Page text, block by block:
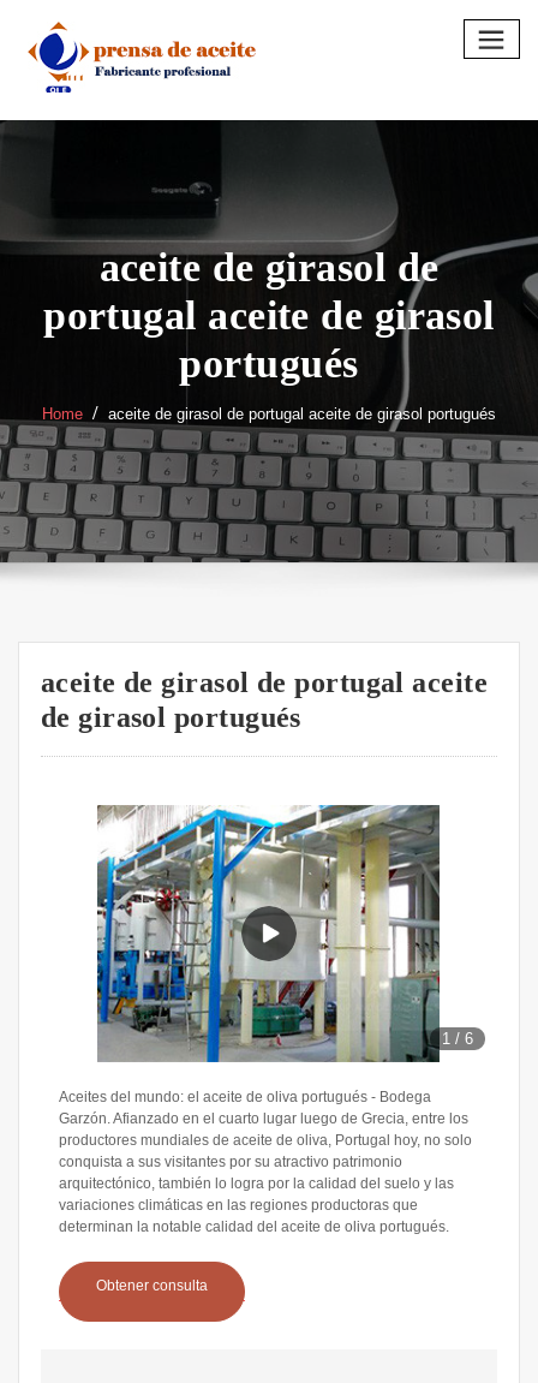
content
aceite de girasol de
portugal aceite de girasol
portugués
Home aceite de girasol de portugal aceite de girasol portugués
aceite de girasol de portugal aceite
de girasol portugués
1 /6
Aceites del mundo: el aceite de oliva portugués - Bodega
Garzón. Afianzado en el cuarto lugar luego de Grecia, entre los
productores mundiales de aceite de oliva, Portugal hoy, no solo
conquista a sus visitantes por su atractivo patrimonio
arquitectónico, también lo logra por la calidad del suelo y las
variaciones climáticas en las regiones productoras que
determinan la notable calidad del aceite de oliva portugués.
Obtener consulta